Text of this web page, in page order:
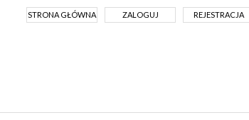
STRONA GŁÓWNA ZALOGUJ REJESTRACJA